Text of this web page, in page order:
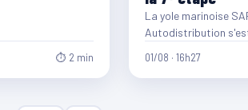
⏱ 2 min
La yole marinoise
Autodistribution
samedi 1ᵉʳ août, lors
de la…
01/08 · 16h27